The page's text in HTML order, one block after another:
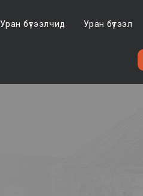
Уран бүтээлчид Уран бүтээл